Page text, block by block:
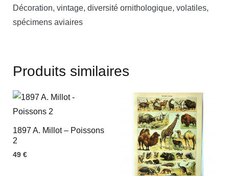
Décoration, vintage, diversité ornithologique, volatiles,
spécimens aviaires
Produits similaires
1897 A. Millot – Poissons
2
49 €